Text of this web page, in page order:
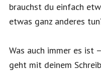
brauchst du einfach
etwas ganz anderes
Was auch immer es ist
geht mit deinem